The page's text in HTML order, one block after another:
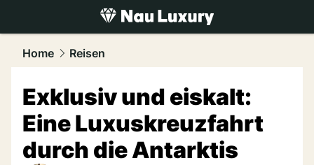
luxury.NAU.ch
Home Reisen
Exklusiv und eiskalt:
Eine Luxuskreuzfahrt
durch die Antarktis